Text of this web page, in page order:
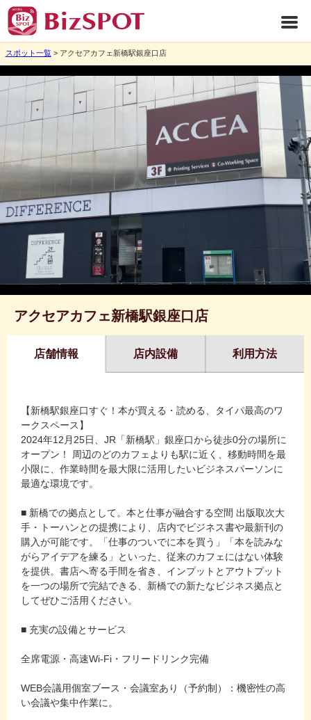
スポット一覧> アクセアカフェ新橋駅銀座口店
アクセアカフェ新橋駅銀座口店
店舗情報 店内設備 利用方法
【新橋駅銀座口すぐ！本が買える・読める、タイパ最高のワ
ークスペース】
2024年12月25日、JR「新橋駅」銀座口から徒歩0分の場所に
オープン！ 周辺のどのカフェよりも駅に近く、移動時間を最
小限に、作業時間を最大限に活用したいビジネスパーソンに
最適な環境です。
■ 新橋での拠点として。本と仕事が融合する空間 出版取次大
手・トーハンとの提携により、店内でビジネス書や最新刊の
購入が可能です。「仕事のついでに本を買う」「本を読みな
がらアイデアを練る」といった、従来のカフェにはない体験
を提供。書店へ寄る手間を省き、インプットとアウトプット
を一つの場所で完結できる、新橋での新たなビジネス拠点と
してぜひご活用ください。
■ 充実の設備とサービス
全席電源・高速Wi-Fi・フリードリンク完備
WEB会議用個室ブース・会議室あり（予約制）：機密性の高
い会議や集中作業に。